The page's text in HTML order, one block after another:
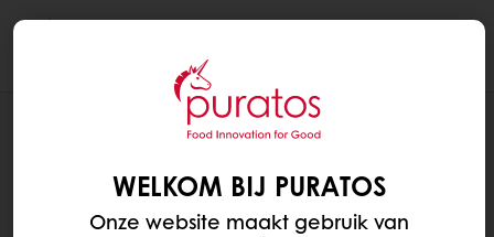
WELKOM BIJ PURATOS
Onze website maakt gebruik van